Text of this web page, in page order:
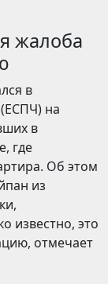
жалоба
в
на
в
где
Об этом
из
известно, это
отмечает